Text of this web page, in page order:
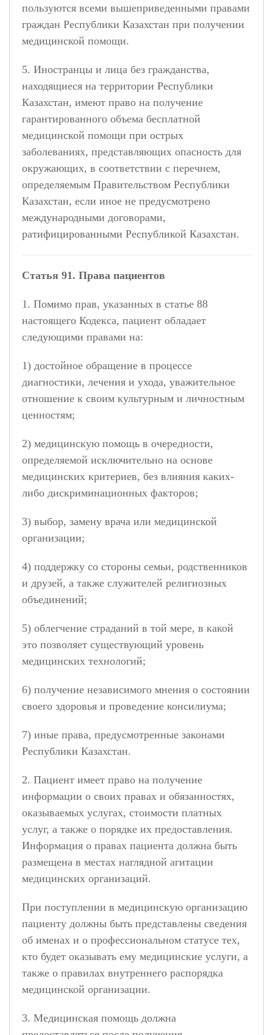
пользуются всеми вышеприведенными правами
граждан Республики Казахстан при получении
медицинской помощи.
5. Иностранцы и лица без гражданства,
находящиеся на территории Республики
Казахстан, имеют право на получение
гарантированного объема бесплатной
медицинской помощи при острых
заболеваниях, представляющих опасность для
окружающих, в соответствии с перечнем,
определяемым Правительством Республики
Казахстан, если иное не предусмотрено
международными договорами,
ратифицированными Республикой Казахстан.
Статья 91. Права пациентов
1. Помимо прав, указанных в статье 88
настоящего Кодекса, пациент обладает
следующими правами на:
1) достойное обращение в процессе
диагностики, лечения и ухода, уважительное
отношение к своим культурным и личностным
ценностям;
2) медицинскую помощь в очередности,
определяемой исключительно на основе
медицинских критериев, без влияния каких-
либо дискриминационных факторов;
3) выбор, замену врача или медицинской
организации;
4) поддержку со стороны семьи, родственников
и друзей, а также служителей религиозных
объединений;
5) облегчение страданий в той мере, в какой
это позволяет существующий уровень
медицинских технологий;
6) получение независимого мнения о состоянии
своего здоровья и проведение консилиума;
7) иные права, предусмотренные законами
Республики Казахстан.
2. Пациент имеет право на получение
информации о своих правах и обязанностях,
оказываемых услугах, стоимости платных
услуг, а также о порядке их предоставления.
Информация о правах пациента должна быть
размещена в местах наглядной агитации
медицинских организаций.
При поступлении в медицинскую организацию
пациенту должны быть представлены сведения
об именах и о профессиональном статусе тех,
кто будет оказывать ему медицинские услуги, а
также о правилах внутреннего распорядка
медицинской организации.
3. Медицинская помощь должна